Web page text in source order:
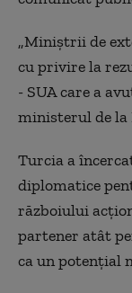
„Miniştrii de
cu privire la
- SUA care a
ministerul de la
Turcia a
diplomatice
războiului
partener atât
ca un potenţial